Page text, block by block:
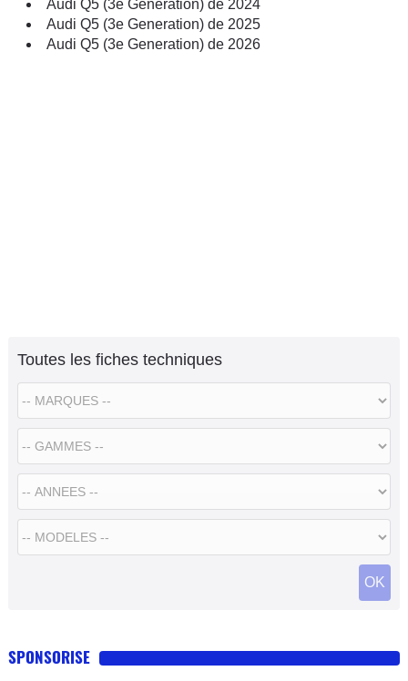
Audi Q5 (3e Generation) de 2024
Audi Q5 (3e Generation) de 2025
Audi Q5 (3e Generation) de 2026
Toutes les fiches techniques
SPONSORISE